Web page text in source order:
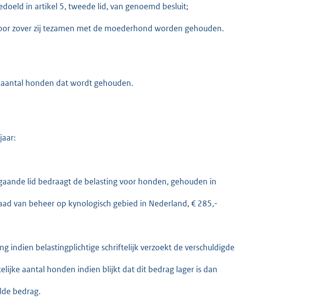
in artikel 5, tweede lid, van genoemd besluit;
zover zij tezamen met de moederhond worden gehouden.
honden dat wordt gehouden.
lid bedraagt de belasting voor honden, gehouden in
van beheer op kynologisch gebied in Nederland, € 285,-
indien belastingplichtige schriftelijk verzoekt de verschuldigde
aantal honden indien blijkt dat dit bedrag lager is dan
bedrag.